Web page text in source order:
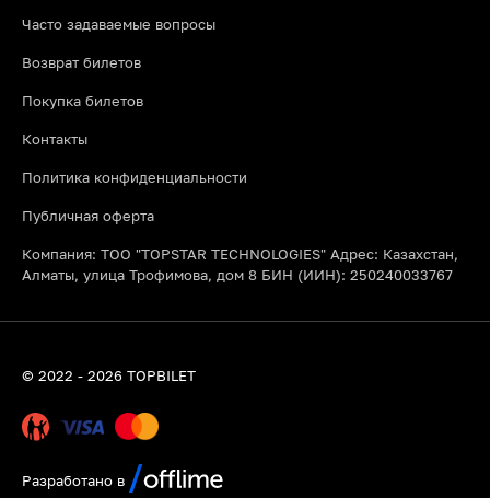
Часто задаваемые вопросы
Возврат билетов
Покупка билетов
Контакты
Политика конфиденциальности
Публичная оферта
Компания: ТОО "TOPSTAR TECHNOLOGIES" Адрес: Казахстан,
Алматы, улица Трофимова, дом 8 БИН (ИИН): 250240033767
© 2022 - 2026 TOPBILET
Разработано в